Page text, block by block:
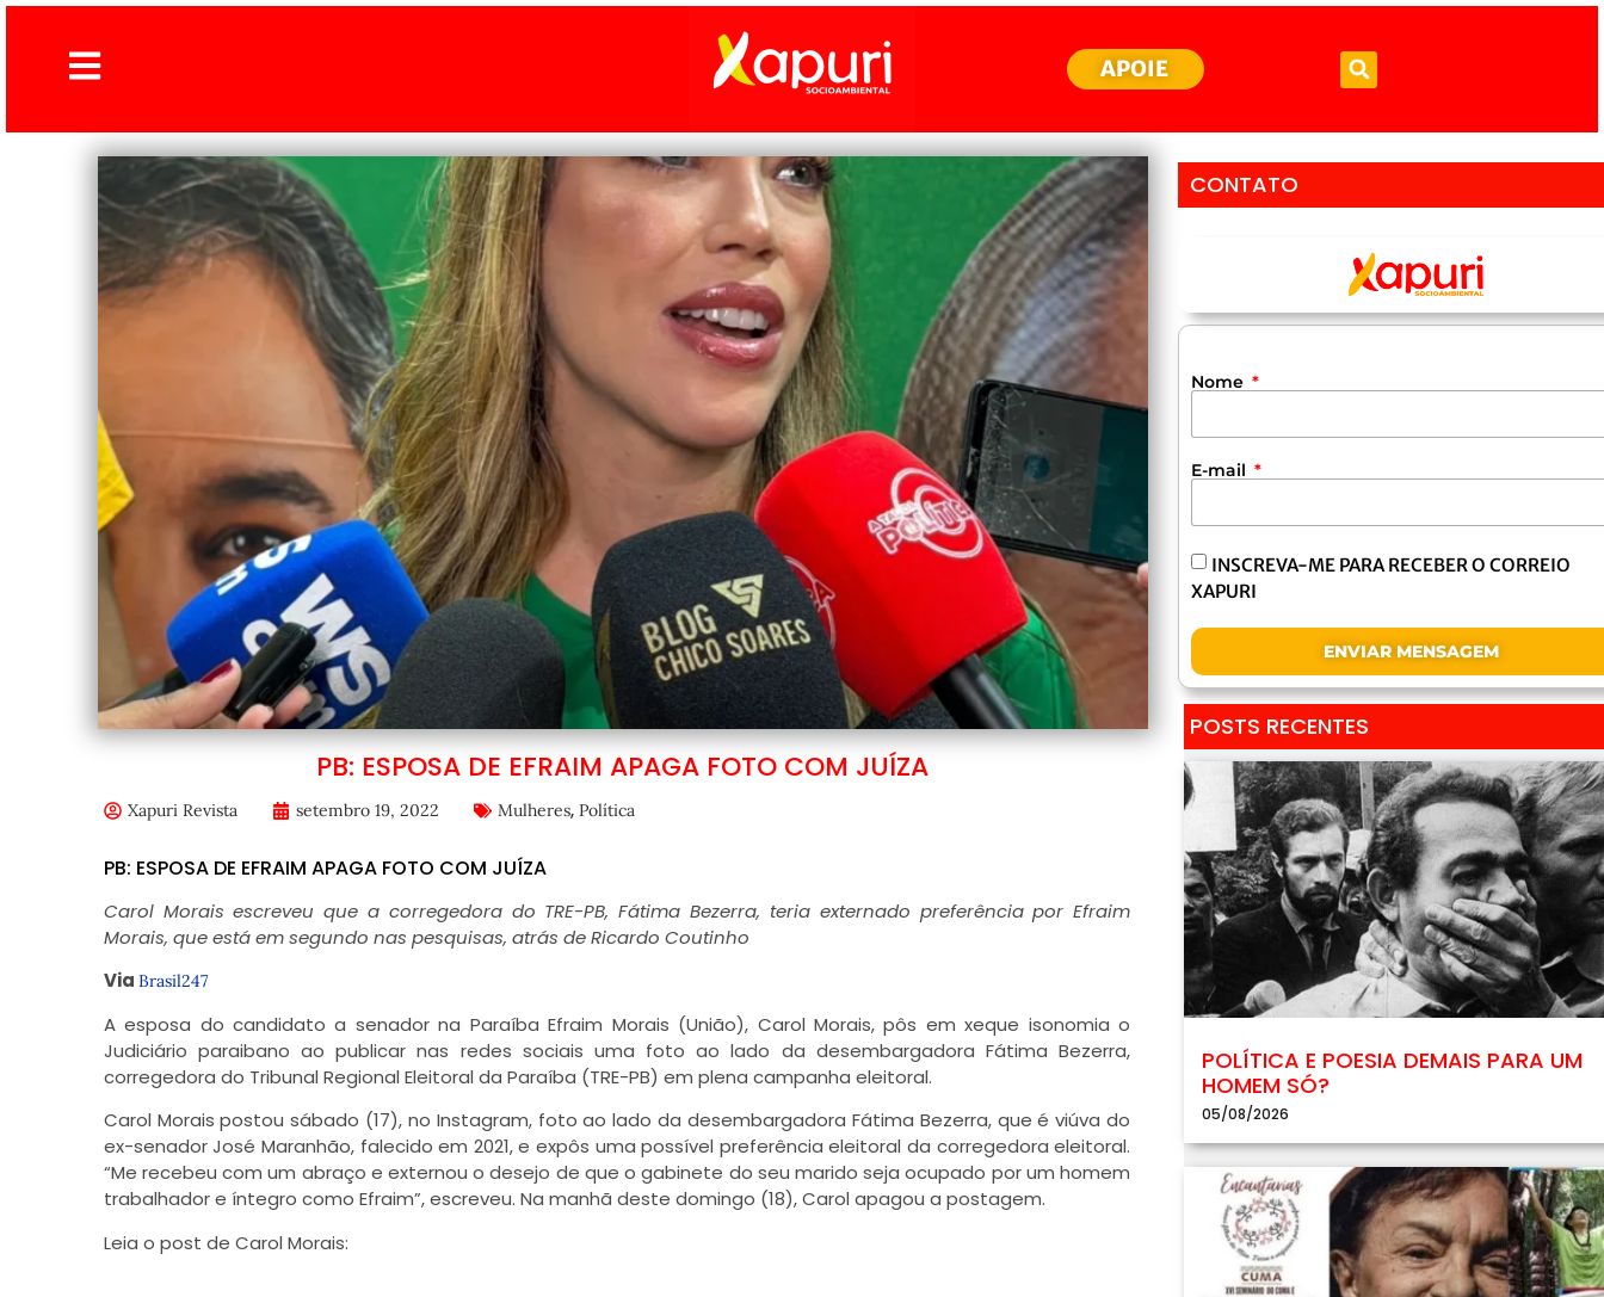
APOIE
PB: ESPOSA DE EFRAIM APAGA FOTO COM JUÍZA
Xapuri Revista setembro 19, 2022 Mulheres, Política
PB: ESPOSA DE EFRAIM APAGA FOTO COM JUÍZA
Carol Morais escreveu que a corregedora do TRE-PB, Fátima Bezerra, teria externado preferência por Efraim
Morais, que está em segundo nas pesquisas, atrás de Ricardo Coutinho
Via Brasil247
A esposa do candidato a senador na Paraíba Efraim Morais (União), Carol Morais, pôs em xeque isonomia o
Judiciário paraibano ao publicar nas redes sociais uma foto ao lado da desembargadora Fátima Bezerra,
corregedora do Tribunal Regional Eleitoral da Paraíba (TRE-PB) em plena campanha eleitoral.
Carol Morais postou sábado (17), no Instagram, foto ao lado da desembargadora Fátima Bezerra, que é viúva do
ex-senador José Maranhão, falecido em 2021, e expôs uma possível preferência eleitoral da corregedora eleitoral.
“Me recebeu com um abraço e externou o desejo de que o gabinete do seu marido seja ocupado por um homem
trabalhador e íntegro como Efraim”, escreveu. Na manhã deste domingo (18), Carol apagou a postagem.
Leia o post de Carol Morais:
CONTATO
Nome
E-mail
INSCREVA-ME PARA RECEBER O CORREIO
XAPURI
ENVIAR MENSAGEM
POSTS RECENTES
POLÍTICA E POESIA DEMAIS PARA UM
HOMEM SÓ?
05/08/2026